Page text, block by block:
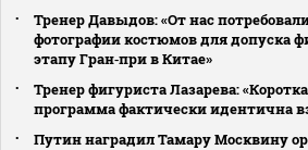
Тренер Давыдов: «От нас
фотографии костюмов для допуска
этапу Гран‑при в Китае»
Тренер фигуриста Лазарева:
программа фактически идентична
Путин наградил Тамару Москвину